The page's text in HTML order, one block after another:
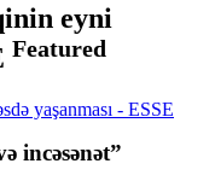
eyni
Featured
incəsənət”